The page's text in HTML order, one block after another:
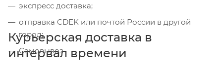
экспресс доставка;
отправка CDEK или почтой России в другой
город;
Самовывоз
Курьерская доставка в
интервал времени